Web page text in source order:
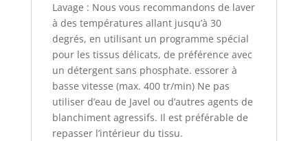
Lavage : Nous vous recommandons de laver
à des températures allant jusqu’à 30
degrés, en utilisant un programme spécial
pour les tissus délicats, de préférence avec
un détergent sans phosphate. essorer à
basse vitesse (max. 400 tr/min) Ne pas
utiliser d’eau de Javel ou d’autres agents de
blanchiment agressifs. Il est préférable de
repasser l’intérieur du tissu.